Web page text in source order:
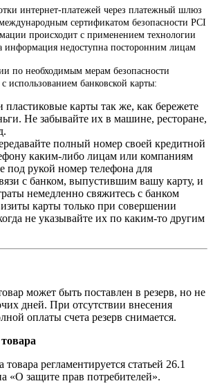
интернет-платежей через платежный шлюз
сертификатом безопасности PCI
происходит с применением технологии
недоступна посторонним лицам
по необходимым мерам безопасности
использованием банковской карты:
пластиковые карты так же, как бережете
Не забывайте их в машине, ресторане,
полный номер своей кредитной
каким-либо лицам или компаниям
под рукой номер телефона для
с банком, выпустившим вашу карту, и
немедленно свяжитесь с банком
карты только при совершении
не указывайте их по каким-то другим
может быть поставлен в резерв, но не
дней. При отсутствии внесения
оплаты счета резерв снимается.
регламентируется статьей 26.1
«О защите прав потребителей».